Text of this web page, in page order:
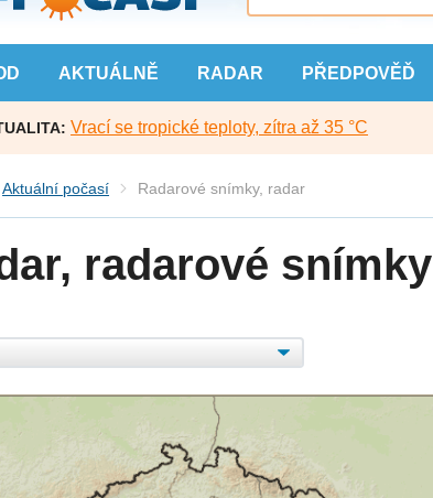
AKTUÁLNĚ RADAR PŘEDPOVĚĎ
Vrací se tropické teploty, zítra až 35 °C
Aktuální počasí Radarové snímky, radar
radarové snímky